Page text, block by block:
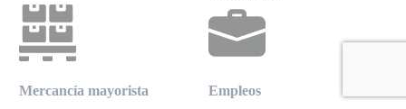
Mercancía mayorista Empleos